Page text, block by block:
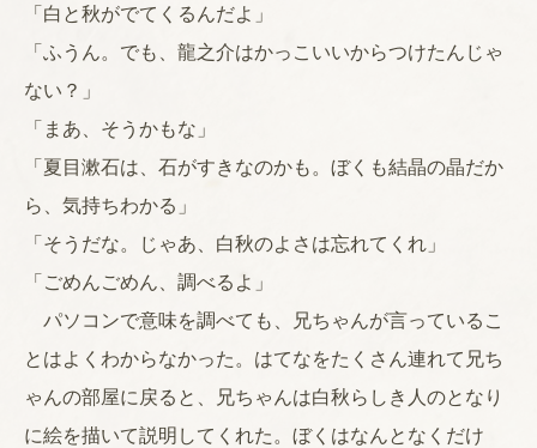
「白と秋がでてくるんだよ」
「ふうん。でも、龍之介はかっこいいからつけたんじゃ
ない？」
「まあ、そうかもな」
「夏目漱石は、石がすきなのかも。ぼくも結晶の晶だか
ら、気持ちわかる」
「そうだな。じゃあ、白秋のよさは忘れてくれ」
「ごめんごめん、調べるよ」
パソコンで意味を調べても、兄ちゃんが言っているこ
とはよくわからなかった。はてなをたくさん連れて兄ち
ゃんの部屋に戻ると、兄ちゃんは白秋らしき人のとなり
に絵を描いて説明してくれた。ぼくはなんとなくだけ